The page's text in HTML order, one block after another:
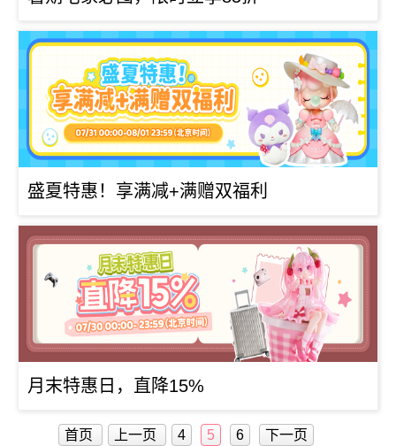
盛夏特惠！享满减+满赠双福利
月末特惠日，直降15%
首页 上一页 4 5 6 下一页